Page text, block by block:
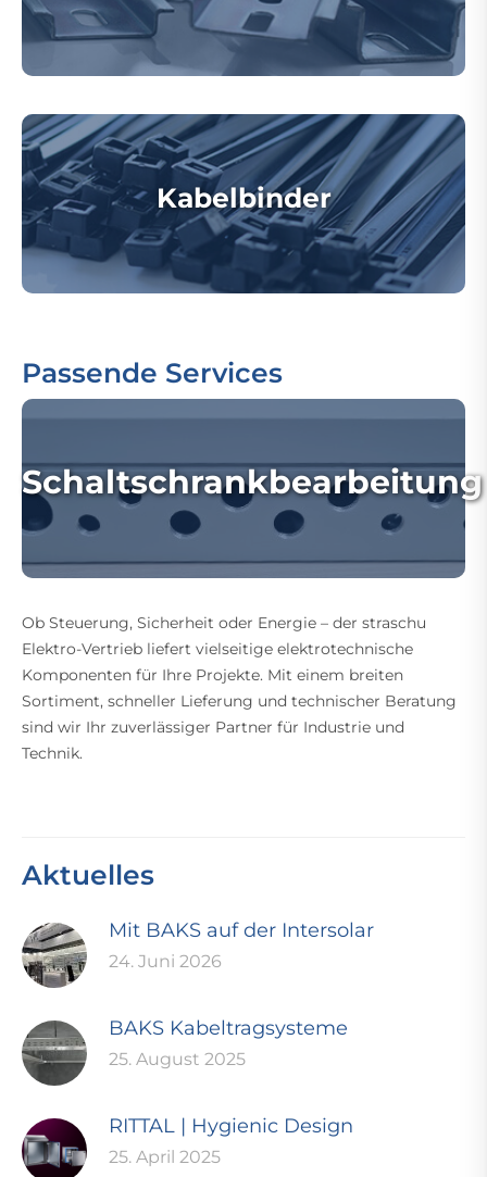
Kabelbinder
Passende Services
Schaltschrankbearbeitung
Ob Steuerung, Sicherheit oder Energie – der straschu
Elektro-Vertrieb liefert vielseitige elektrotechnische
Komponenten für Ihre Projekte. Mit einem breiten
Sortiment, schneller Lieferung und technischer Beratung
sind wir Ihr zuverlässiger Partner für Industrie und
Technik.
Aktuelles
Mit BAKS auf der Intersolar
24. Juni 2026
BAKS Kabeltragsysteme
25. August 2025
RITTAL | Hygienic Design
25. April 2025